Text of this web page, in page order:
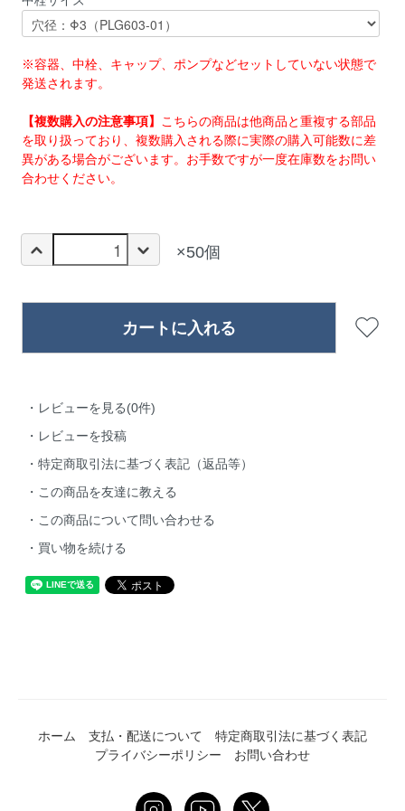
※容器、中栓、キャップ、ポンプなどセットしていない状態で
発送されます。
【複数購入の注意事項】 こちらの商品は他商品と重複する部品
を取り扱っており、複数購入される際に実際の購入可能数に差
異がある場合がございます。お手数ですが一度在庫数をお問い
合わせください。
×50個
・レビューを見る(0件)
・レビューを投稿
・特定商取引法に基づく表記（返品等）
・この商品を友達に教える
・この商品について問い合わせる
・買い物を続ける
ホーム 支払・配送について
特定商取引法に基づく表記
プライバシーポリシー
お問い合わせ